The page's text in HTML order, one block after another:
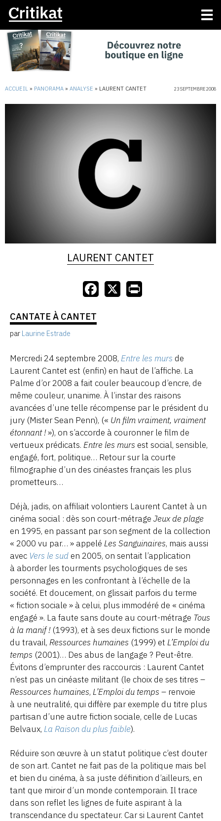
ACCUEIL » PANORAMA » ANALYSE » LAURENT CANTET 23 SEPTEMBRE 2008
LAURENT CANTET
CANTATE À CANTET
par Laurine Estrade
Mercredi 24 septembre 2008, Entre les murs de
Laurent Cantet est (enfin) en haut de l’affiche. La
Palme d’or 2008 a fait couler beaucoup d’encre, de
même couleur, unanime. À l’instar des raisons
avancées d’une telle récompense par le président du
jury (Mister Sean Penn), (« Un film vraiment, vraiment
étonnant !»), on s’accorde à couronner le film de
vertueux prédicats. Entre les murs est social, sensible,
engagé, fort, politique… Retour sur la courte
filmographie d’un des cinéastes français les plus
prometteurs…
Déjà, jadis, on affiliait volontiers Laurent Cantet à un
cinéma social : dès son court-métrage Jeux de plage
en 1995, en passant par son segment de la collection
« 2000 vu par… » appelé Les Sanguinaires, mais aussi
avec Vers le sud en 2005, on sentait l’application
à aborder les tourments psychologiques de ses
personnages en les confrontant à l’échelle de la
société. Et doucement, on glissait parfois du terme
« fiction sociale » à celui, plus immodéré de « cinéma
engagé ». La faute sans doute au court-métrage Tous
à la manif !(1993), et à ses deux fictions sur le monde
du travail, Ressources humaines (1999) et L’Emploi du
temps (2001)… Des abus de langage ? Peut-être.
Évitons d’emprunter des raccourcis : Laurent Cantet
n’est pas un cinéaste militant (le choix de ses titres –
Ressources humaines, L’Emploi du temps – renvoie
à une neutralité, qui diffère par exemple du titre plus
partisan d’une autre fiction sociale, celle de Lucas
Belvaux, La Raison du plus faible).
Réduire son œuvre à un statut politique c’est douter
de son art. Cantet ne fait pas de la politique mais bel
et bien du cinéma, à sa juste définition d’ailleurs, en
tant que miroir d’un monde contemporain. Il trace
dans son reflet les lignes de fuite aspirant à la
transcendance du spectateur. Car si Laurent Cantet